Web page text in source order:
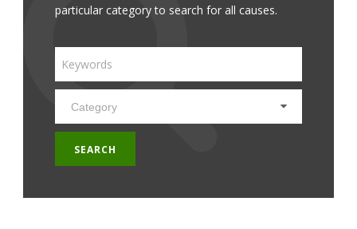
particular category to search for all causes.